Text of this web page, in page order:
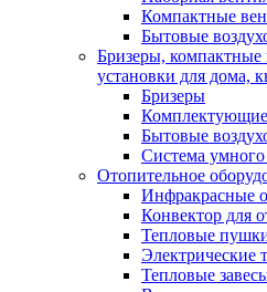
Компактные
Бытовые
Бризеры,
установки для дома,
Бризеры
Комплектующие
Бытовые
Система
Отопительное
Инфракрасные
Конвектор для
Тепловые
Электрические
Тепловые